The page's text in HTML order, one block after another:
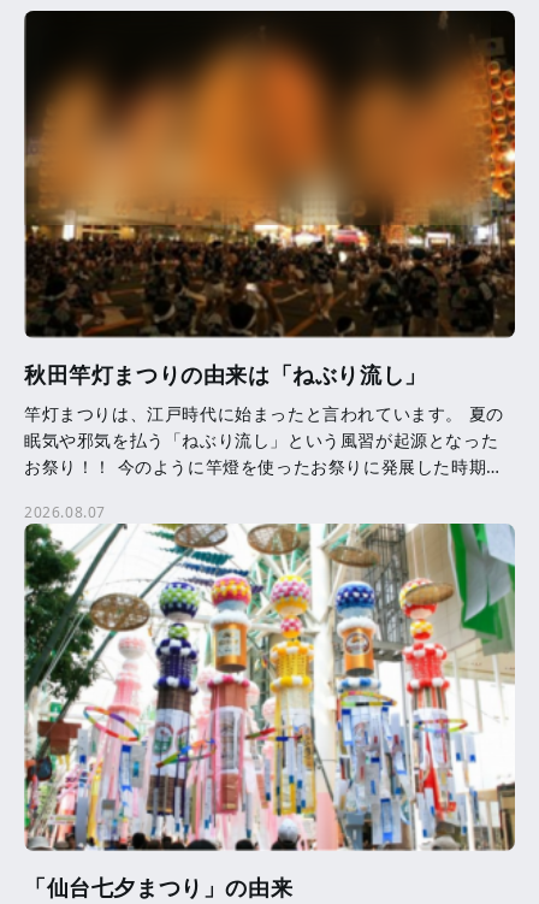
秋田竿灯まつりの由来は「ねぶり流し」
竿灯まつりは、江戸時代に始まったと言われています。 夏の
眠気や邪気を払う「ねぶり流し」という風習が起源となった
お祭り！！ 今のように竿燈を使ったお祭りに発展した時期等
[…]
2026.08.07
「仙台七夕まつり」の由来